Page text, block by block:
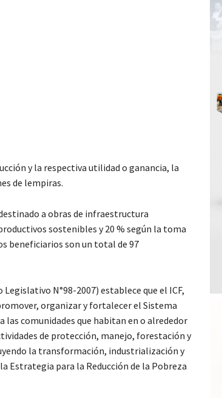
y la respectiva utilidad o ganancia, la
de lempiras.
a obras de infraestructura
sostenibles y 20 % según la toma
beneficiarios son un total de 97
N°98-2007) establece que el ICF,
organizar y fortalecer el Sistema
comunidades que habitan en o alrededor
de protección, manejo, forestación y
la transformación, industrialización y
Estrategia para la Reducción de la Pobreza